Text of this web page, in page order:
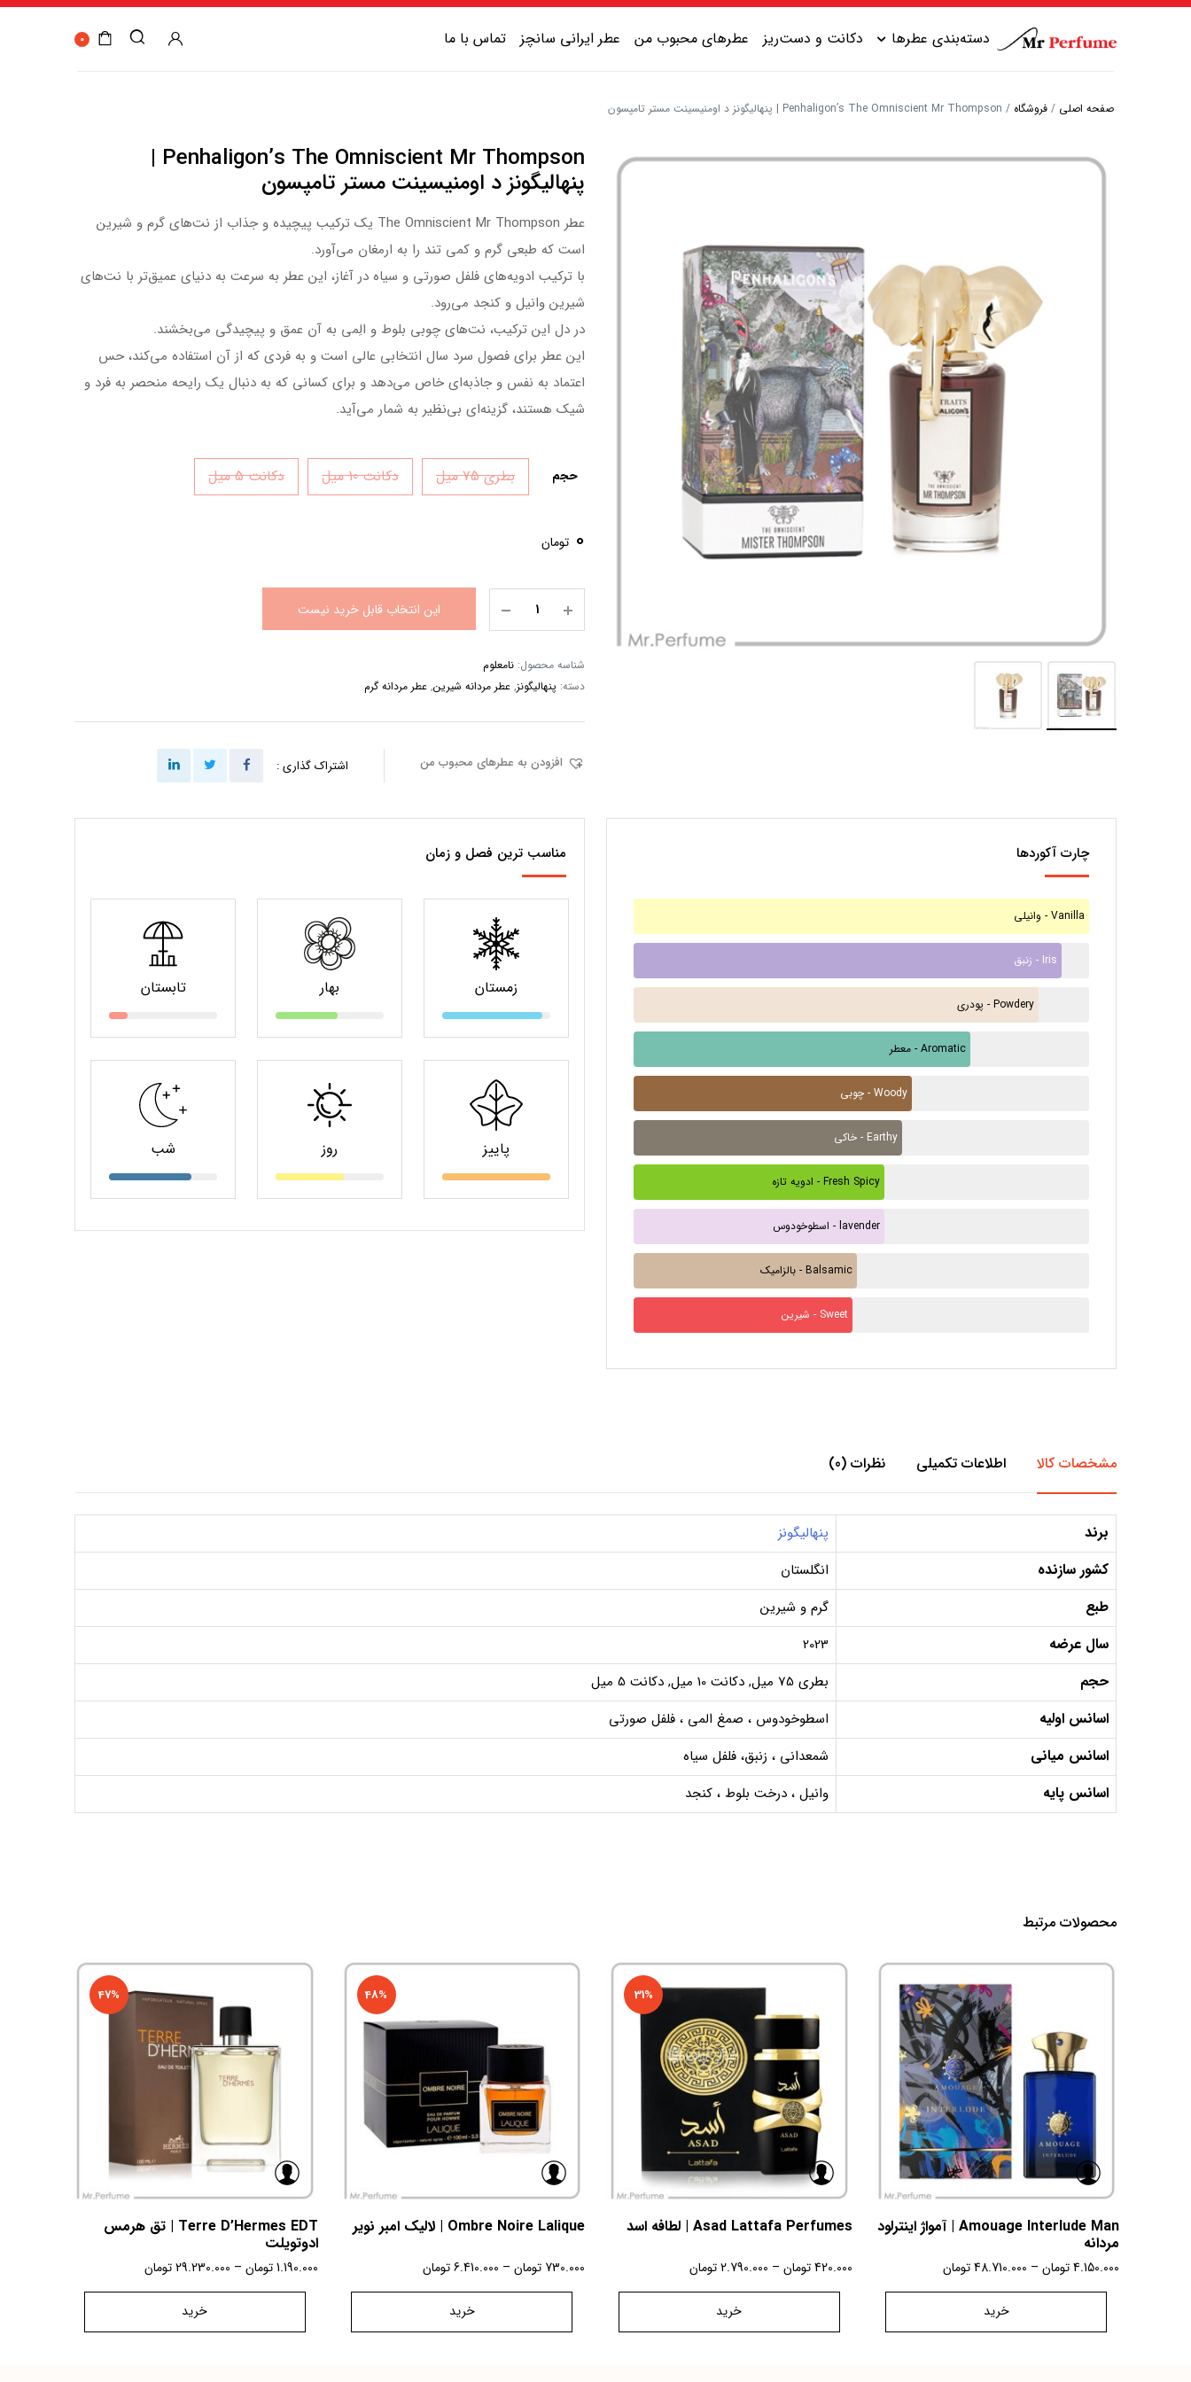
دسته‌بندی عطرها
عطر زنانه گرم
عطر مردانه تلخ
عطر یونیسکس تلخ
دکانت و دست‌ریز عطرهای محبوب من عطر ایرانی سانچز تماس با ما 0
صفحه اصلی / فروشگاه / Penhaligon’s The Omniscient Mr Thompson | پنهالیگونز د اومنیسینت مستر تامپسون
Penhaligon’s The Omniscient Mr Thompson |
پنهالیگونز د اومنیسینت مستر تامپسون
عطر The Omniscient Mr Thompson یک ترکیب پیچیده و جذاب از نت‌های گرم و شیرین
است که طبعی گرم و کمی تند را به ارمغان می‌آورد.
با ترکیب ادویه‌های فلفل صورتی و سیاه در آغاز، این عطر به سرعت به دنیای عمیق‌تر با نت‌های
شیرین وانیل و کنجد می‌رود.
در دل این ترکیب، نت‌های چوبی بلوط و الِمی به آن عمق و پیچیدگی می‌بخشند.
این عطر برای فصول سرد سال انتخابی عالی است و به فردی که از آن استفاده می‌کند، حس
اعتماد به نفس و جاذبه‌ای خاص می‌دهد و برای کسانی که به دنبال یک رایحه منحصر به فرد و
شیک هستند، گزینه‌ای بی‌نظیر به شمار می‌آید.
حجم بطری 75 میل دکانت 10 میل دکانت 5 میل
0 تومان
این انتخاب قابل خرید نیست
شناسه محصول: نامعلوم
دسته: پنهالیگونز, عطر مردانه شیرین, عطر مردانه گرم
افزودن به عطرهای محبوب من اشتراک گذاری :
چارت آکوردها
وانیلی - Vanilla
زنبق - Iris
پودری - Powdery
معطر - Aromatic
چوبی - Woody
خاکی - Earthy
ادویه تازه - Fresh Spicy
اسطوخودوس - lavender
بالزامیک - Balsamic
شیرین - Sweet
مناسب ترین فصل و زمان
زمستان بهار تابستان
پاییز روز شب
مشخصات کالا اطلاعات تکمیلی نظرات (0)
برند پنهالیگونز
کشور سازنده انگلستان
طبع گرم و شیرین
سال عرضه 2023
حجم بطری 75 میل, دکانت 10 میل, دکانت 5 میل
اسانس اولیه اسطوخودوس ، صمغ المی ، فلفل صورتی
اسانس میانی شمعدانی ، زنبق، فلفل سیاه
اسانس پایه وانیل ، درخت بلوط ، کنجد
محصولات مرتبط
Amouage Interlude Man | آمواژ اینترلود
مردانه
4.150.000تومان –
48.710.000تومان
خرید
31%
Asad Lattafa Perfumes | لطافه اسد
420.000 تومان –
2.790.000 تومان
خرید
48%
Ombre Noire Lalique | لالیک امبر نویر
730.000 تومان –
6.410.000تومان
خرید
47%
Terre D’Hermes EDT | تق هرمس
ادوتویلت
1.190.000 تومان –
29.230.000 تومان
خرید